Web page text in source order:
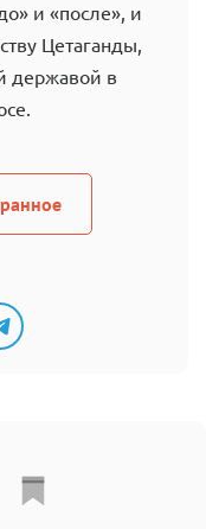
и «после», и
Цетаганды,
державой в